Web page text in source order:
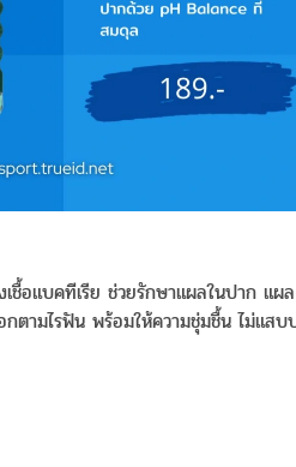
ชื้อแบคทีเรีย ช่วยรักษาแผลในปาก แผล
ตามไรฟัน พร้อมให้ความชุ่มชื้น ไม่แสบ